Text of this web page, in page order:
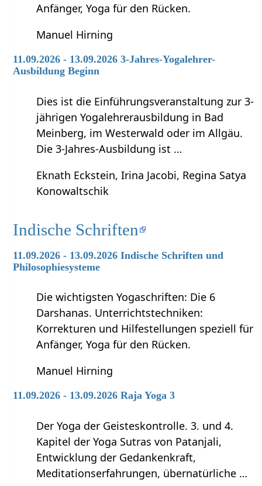
Anfänger, Yoga für den Rücken.
Manuel Hirning
11.09.2026 - 13.09.2026 3-Jahres-Yogalehrer-
Ausbildung Beginn
Dies ist die Einführungsveranstaltung zur 3-
jährigen Yogalehrerausbildung in Bad
Meinberg, im Westerwald oder im Allgäu.
Die 3-Jahres-Ausbildung ist …
Eknath Eckstein, Irina Jacobi, Regina Satya
Konowaltschik
Indische Schriften
11.09.2026 - 13.09.2026 Indische Schriften und
Philosophiesysteme
Die wichtigsten Yogaschriften: Die 6
Darshanas. Unterrichtstechniken:
Korrekturen und Hilfestellungen speziell für
Anfänger, Yoga für den Rücken.
Manuel Hirning
11.09.2026 - 13.09.2026 Raja Yoga 3
Der Yoga der Geisteskontrolle. 3. und 4.
Kapitel der Yoga Sutras von Patanjali,
Entwicklung der Gedankenkraft,
Meditationserfahrungen, übernatürliche …